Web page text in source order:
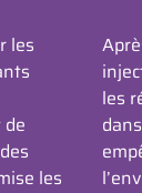
les
les
les